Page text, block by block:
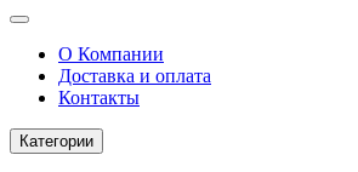
О Компании
Доставка и оплата
Контакты
Категории